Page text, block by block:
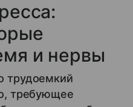
и нервы
трудоемкий
требующее